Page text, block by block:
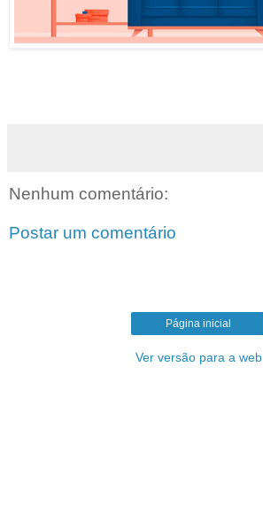
Nenhum comentário:
Postar um comentário
Página inicial
Ver versão para a web